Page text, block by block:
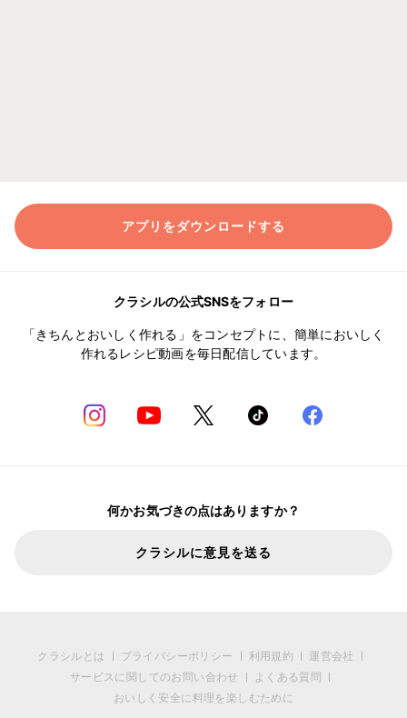
アプリをダウンロードする
クラシルの公式SNSをフォロー
「きちんとおいしく作れる」をコンセプトに、簡単においしく
作れるレシピ動画を毎日配信しています。
何かお気づきの点はありますか？
クラシルに意見を送る
クラシルとは プライバシーポリシー 利用規約
運営会社
サービスに関してのお問い合わせ
よくある質問
おいしく安全に料理を楽しむために